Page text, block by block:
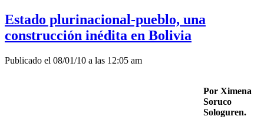
Estado plurinacional-pueblo, una
construcción inédita en Bolivia
Publicado el 08/01/10 a las 12:05 am
Por Ximena
Soruco
Sologuren.